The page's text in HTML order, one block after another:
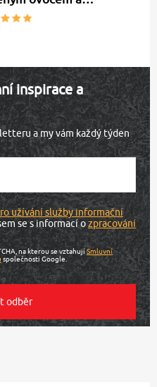
inspirace a
a my vám každý týden
užívání služby informační
se s informací ozpracování
na kterou se vztahujíSmluvní
společnosti Google.